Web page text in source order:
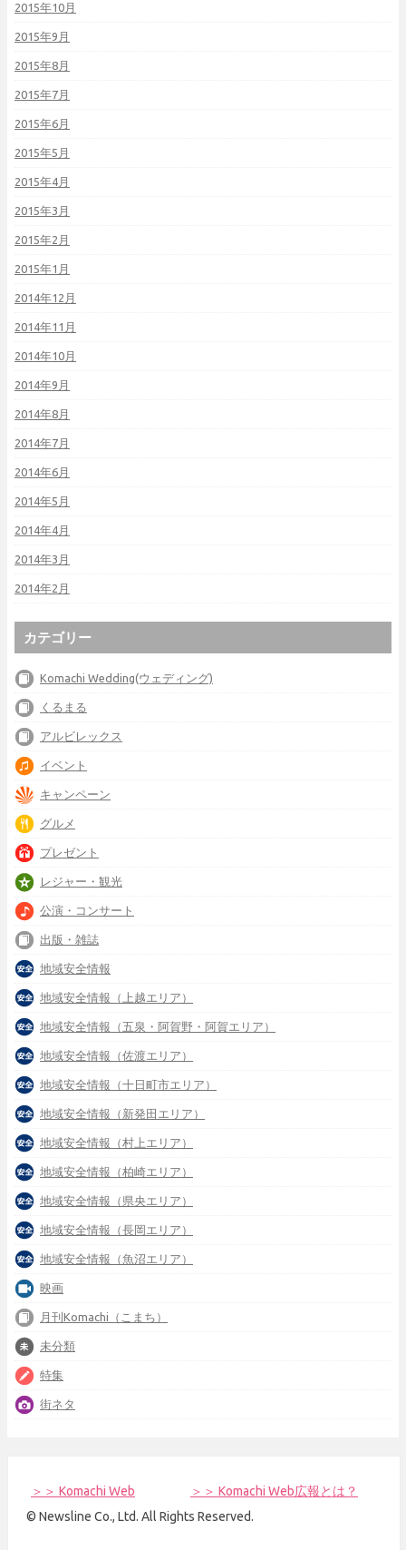
2015年10月
2015年9月
2015年8月
2015年7月
2015年6月
2015年5月
2015年4月
2015年3月
2015年2月
2015年1月
2014年12月
2014年11月
2014年10月
2014年9月
2014年8月
2014年7月
2014年6月
2014年5月
2014年4月
2014年3月
2014年2月
カテゴリー
Komachi Wedding(ウェディング)
くるまる
アルビレックス
イベント
キャンペーン
グルメ
プレゼント
レジャー・観光
公演・コンサート
出版・雑誌
地域安全情報
地域安全情報（上越エリア）
地域安全情報（五泉・阿賀野・阿賀エリア）
地域安全情報（佐渡エリア）
地域安全情報（十日町市エリア）
地域安全情報（新発田エリア）
地域安全情報（村上エリア）
地域安全情報（柏崎エリア）
地域安全情報（県央エリア）
地域安全情報（長岡エリア）
地域安全情報（魚沼エリア）
映画
月刊Komachi（こまち）
未分類
特集
街ネタ
＞＞ Komachi Web
＞＞ Komachi Web広報とは？
© Newsline Co., Ltd. All Rights Reserved.